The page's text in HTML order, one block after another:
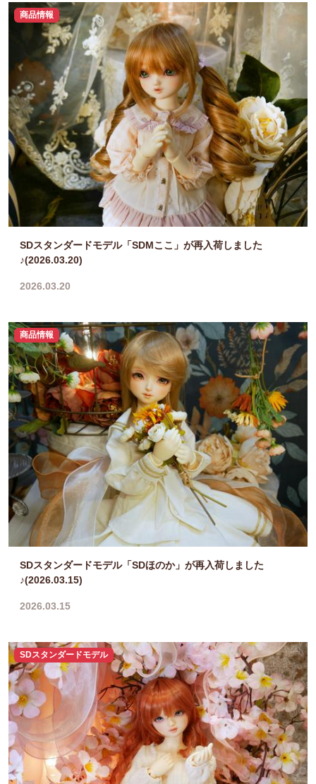
商品情報
SDスタンダードモデル「SDMここ」が再入荷しました
♪(2026.03.20)
2026.03.20
商品情報
SDスタンダードモデル「SDほのか」が再入荷しました
♪(2026.03.15)
2026.03.15
SDスタンダードモデル